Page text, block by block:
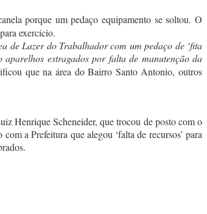
porque um pedaço equipamento se soltou. O
exercício.
de Lazer do Trabalhador com um pedaço de ‘fita
estragados por falta de manutenção da
que na área do Bairro Santo Antonio, outros
Henrique Scheneider, que trocou de posto com o
a Prefeitura que alegou ‘falta de recursos’ para